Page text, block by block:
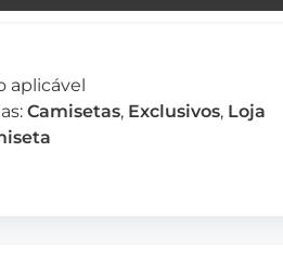
aplicável
Camisetas, Exclusivos, Loja